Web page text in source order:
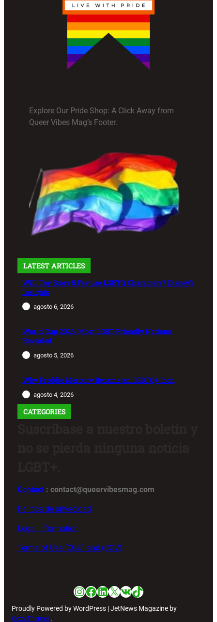
Explore Our Pride Shop: A Click Away from
Queer Vibes Mag’s Footer.
LATEST ARTICLES
Will Toy Story 5 Feature LGBTQ Characters? Disney’s
Insights
agosto 6, 2026
World Cup 2026: Most LGBT-Friendly Nations
Revealed
agosto 5, 2026
Why Freddie Mercury Became an LGBTQ+ Icon
agosto 4, 2026
CATEGORIES
Contact : contact@queervibesmag.com
Política de privacidad
Legal Information
Terms of Use (CGU) and (CGV)
Instagram
Facebook
LinkedIn
X VKTikTok
Proudly Powered by WordPress | JetNews Magazine by
CozyThemes.